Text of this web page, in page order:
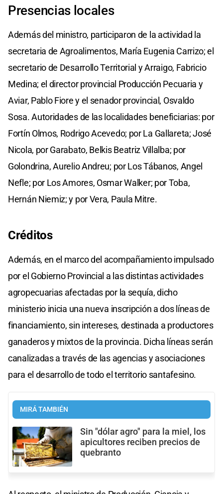
Presencias locales
Además del ministro, participaron de la actividad la
secretaria de Agroalimentos, María Eugenia Carrizo; el
secretario de Desarrollo Territorial y Arraigo, Fabricio
Medina; el director provincial Producción Pecuaria y
Aviar, Pablo Fiore y el senador provincial, Osvaldo
Sosa. Autoridades de las localidades beneficiarias: por
Fortín Olmos, Rodrigo Acevedo; por La Gallareta; José
Nicola, por Garabato, Belkis Beatriz Villalba; por
Golondrina, Aurelio Andreu; por Los Tábanos, Angel
Nefle; por Los Amores, Osmar Walker; por Toba,
Hernán Niemiz; y por Vera, Paula Mitre.
Créditos
Además, en el marco del acompañamiento impulsado
por el Gobierno Provincial a las distintas actividades
agropecuarias afectadas por la sequía, dicho
ministerio inicia una nueva inscripción a dos líneas de
financiamiento, sin intereses, destinada a productores
ganaderos y mixtos de la provincia. Dicha líneas serán
canalizadas a través de las agencias y asociaciones
para el desarrollo de todo el territorio santafesino.
MIRÁ TAMBIÉN
Sin "dólar agro" para la miel, los
apicultores reciben precios de
quebranto